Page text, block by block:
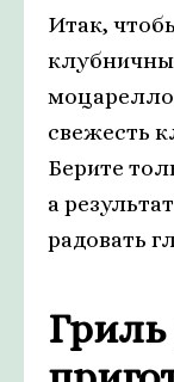
Итак,
свежесть
Берите
а
радовать